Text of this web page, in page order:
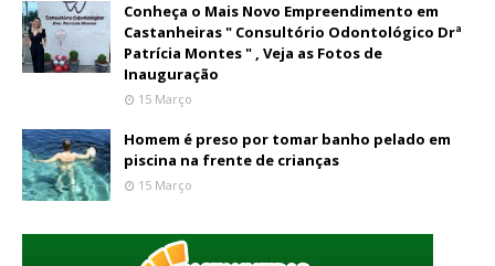
Conheça o Mais Novo Empreendimento em
Castanheiras " Consultório Odontológico Drª
Patrícia Montes " , Veja as Fotos de
Inauguração
15 Março
Homem é preso por tomar banho pelado em
piscina na frente de crianças
15 Março